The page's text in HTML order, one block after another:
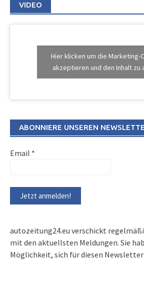
VIDEO
Hier klicken um die Marketing-
akzeptieren und den Inhalt zu
ABONNIERE UNSEREN
Email *
autozeitung24.eu verschickt
mit den aktuellsten Meldungen. Sie
Möglichkeit, sich für diesen